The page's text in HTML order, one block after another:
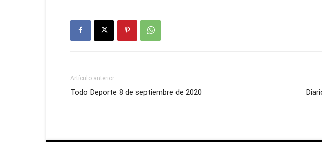
Artículo anterior
Todo Deporte 8 de septiembre de 2020